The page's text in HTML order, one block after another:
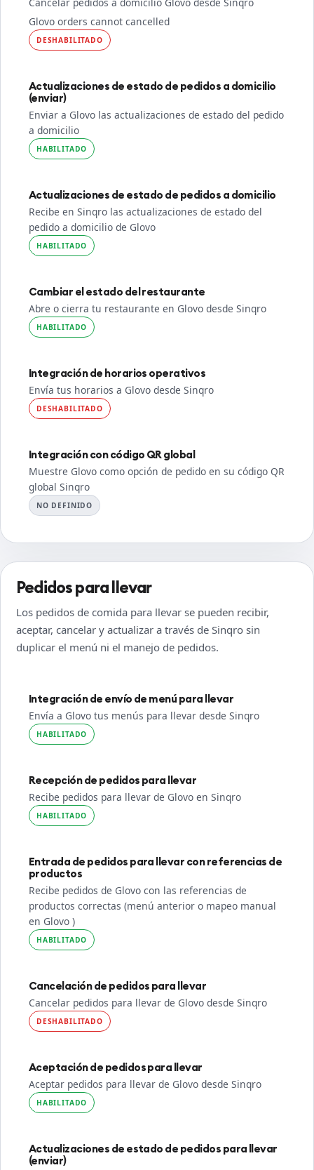
Glovo orders cannot cancelled
DESHABILITADO
Actualizaciones de estado de pedidos a domicilio
(enviar)
Enviar a Glovo las actualizaciones de estado del pedido
a domicilio
HABILITADO
Actualizaciones de estado de pedidos a domicilio
Recibe en Sinqro las actualizaciones de estado del
pedido a domicilio de Glovo
HABILITADO
Cambiar el estado del restaurante
Abre o cierra tu restaurante en Glovo desde Sinqro
HABILITADO
Integración de horarios operativos
Envía tus horarios a Glovo desde Sinqro
DESHABILITADO
Integración con código QR global
Muestre Glovo como opción de pedido en su código QR
global Sinqro
NO DEFINIDO
Pedidos para llevar
Los pedidos de comida para llevar se pueden recibir,
aceptar, cancelar y actualizar a través de Sinqro sin
duplicar el menú ni el manejo de pedidos.
Integración de envío de menú para llevar
Envía a Glovo tus menús para llevar desde Sinqro
HABILITADO
Recepción de pedidos para llevar
Recibe pedidos para llevar de Glovo en Sinqro
HABILITADO
Entrada de pedidos para llevar con referencias de
productos
Recibe pedidos de Glovo con las referencias de
productos correctas (menú anterior o mapeo manual
en Glovo )
HABILITADO
Cancelación de pedidos para llevar
Cancelar pedidos para llevar de Glovo desde Sinqro
DESHABILITADO
Aceptación de pedidos para llevar
Aceptar pedidos para llevar de Glovo desde Sinqro
HABILITADO
Actualizaciones de estado de pedidos para llevar
(enviar)